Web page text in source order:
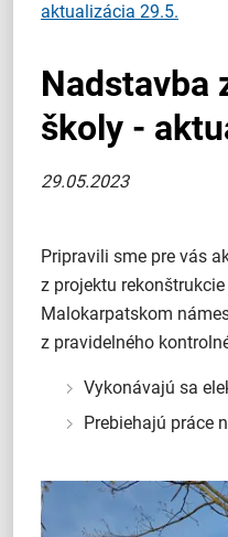
Miestny úrad
O Lamači
aktualizácia 29.5.
Nadstavba
školy -
29.05.2023
Pripravili sme pre vás
z projektu
Malokarpatskom
z pravidelného
Vykonávajú sa
Prebiehajú práce